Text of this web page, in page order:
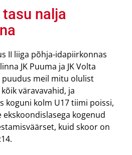
nalja
II liiga põhja-idapiirkonnas
JK Puuma ja JK Volta
meil mitu olulist
väravavahid, ja
koguni kolm U17 tiimi poissi,
kogenud
kuid skoor on